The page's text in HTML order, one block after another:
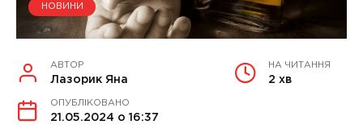
НОВИНИ
АВТОР
Лазорик Яна
НА ЧИТАННЯ
2 хв
ОПУБЛІКОВАНО
21.05.2024 о 16:37